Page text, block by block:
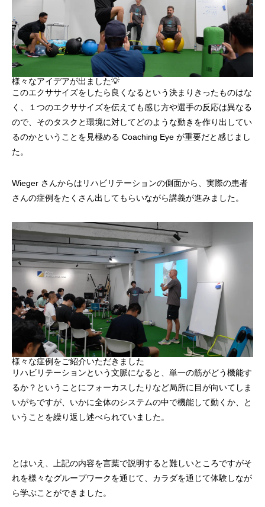
様々なアイデアが出ました💡
このエクササイズをしたら良くなるという決まりきったものはな
く、１つのエクササイズを伝えても感じ方や選手の反応は異なる
ので、そのタスクと環境に対してどのような動きを作り出してい
るのかということを見極める Coaching Eye が重要だと感じまし
た。
Wieger さんからはリハビリテーションの側面から、実際の患者
さんの症例をたくさん出してもらいながら講義が進みました。
様々な症例をご紹介いただきました
リハビリテーションという文脈になると、単一の筋がどう機能す
るか？ということにフォーカスしたりなど局所に目が向いてしま
いがちですが、いかに全体のシステムの中で機能して動くか、と
いうことを繰り返し述べられていました。
とはいえ、上記の内容を言葉で説明すると難しいところですがそ
れを様々なグループワークを通じて、カラダを通じて体験しなが
ら学ぶことができました。